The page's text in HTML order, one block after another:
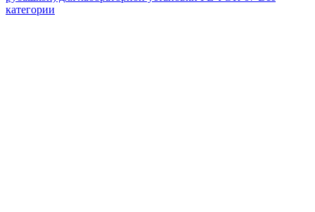
категории